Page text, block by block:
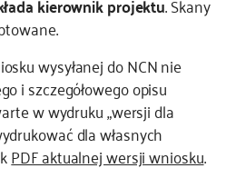
wysyłanej do NCN nie
i szczegółowego opisu
w wydruku „wersji dla
dla własnych
PDF aktualnej wersji wniosku.